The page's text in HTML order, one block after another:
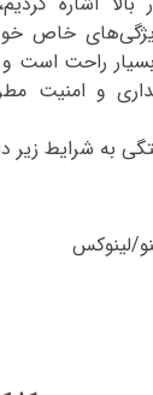
خاص
راحت است
و امنیت
به شرایط زیر
لینوکس